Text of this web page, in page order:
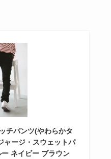
チパンツ(やわらかタ
ャージ・スウェットパ
ネイビー ブラウン